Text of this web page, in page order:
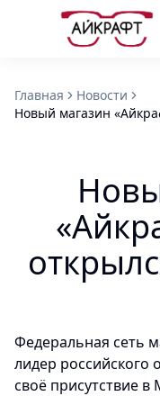
Главная
Новости
Новый магазин
Федеральная сеть
лидер российского
своё присутствие